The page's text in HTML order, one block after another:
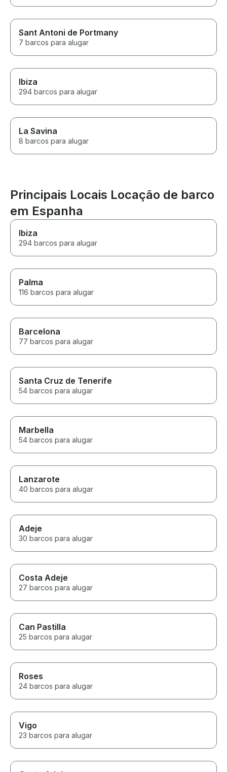
Sant Antoni de Portmany
7 barcos para alugar
Ibiza
294 barcos para alugar
La Savina
8 barcos para alugar
Principais Locais Locação de barco
em Espanha
Ibiza
294 barcos para alugar
Palma
116 barcos para alugar
Barcelona
77 barcos para alugar
Santa Cruz de Tenerife
54 barcos para alugar
Marbella
54 barcos para alugar
Lanzarote
40 barcos para alugar
Adeje
30 barcos para alugar
Costa Adeje
27 barcos para alugar
Can Pastilla
25 barcos para alugar
Roses
24 barcos para alugar
Vigo
23 barcos para alugar